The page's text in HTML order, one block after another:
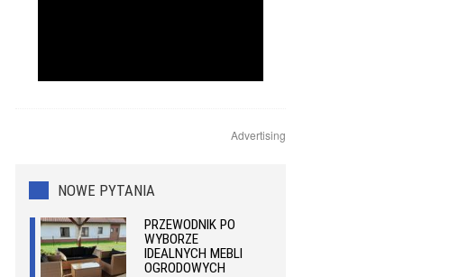
Advertising
NOWE PYTANIA
PRZEWODNIK PO
WYBORZE
IDEALNYCH MEBLI
OGRODOWYCH